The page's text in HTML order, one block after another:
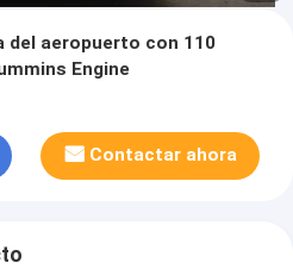
del aeropuerto con 110
Engine
Contactar ahora